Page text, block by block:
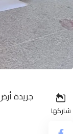
شاركها
جريدة